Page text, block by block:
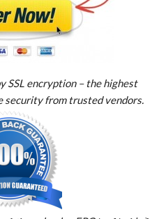
SSL encryption – the highest
security from trusted vendors.